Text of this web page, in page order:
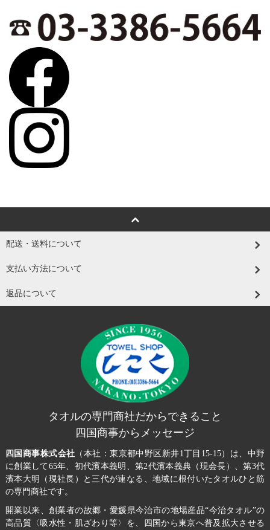
配送・送料について
支払い方法について
返品について
タオルの専門商社だからできること
四国商事からメッセージ
四国商事株式会社 （本社：東京都中野区新井1丁目15-15）は、中野
に創業して65年、初代濱本義明、第2代濱本義典（現会長）、第3代
濱本大明（現社長）と三代が連なる、地域に根付いたタオルひと筋
の専門商社です。
開業以来、創業者の故郷・愛媛県今治市の地場産品“今治タオル”の
高品質〈吸水性・肌ざわり等〉を、四国から東京へ普及拡大させる